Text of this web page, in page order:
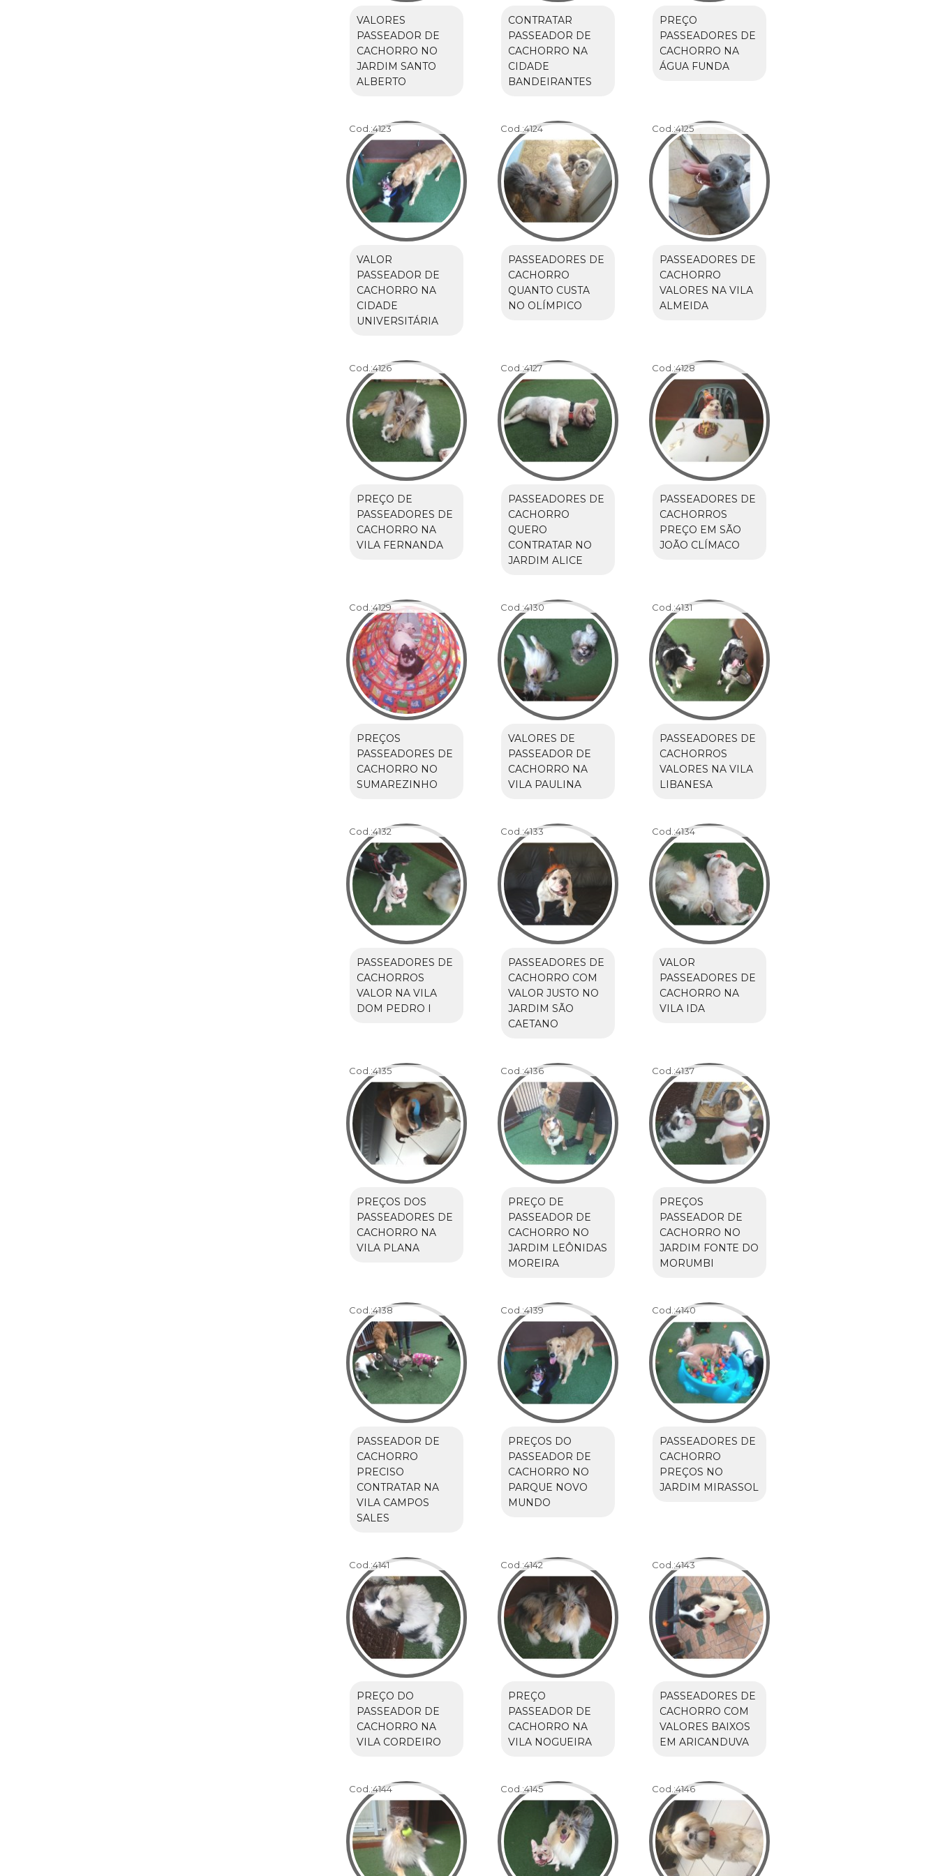
VALORES
PASSEADOR DE
CACHORRO NO
JARDIM SANTO
ALBERTO
CONTRATAR
PASSEADOR DE
CACHORRO NA
CIDADE
BANDEIRANTES
PREÇO
PASSEADORES DE
CACHORRO NA
ÁGUA FUNDA
Cod.:4123
VALOR
PASSEADOR DE
CACHORRO NA
CIDADE
UNIVERSITÁRIA
Cod.:4124
PASSEADORES DE
CACHORRO
QUANTO CUSTA
NO OLÍMPICO
Cod.:4125
PASSEADORES DE
CACHORRO
VALORES NA VILA
ALMEIDA
Cod.:4126
PREÇO DE
PASSEADORES DE
CACHORRO NA
VILA FERNANDA
Cod.:4127
PASSEADORES DE
CACHORRO
QUERO
CONTRATAR NO
JARDIM ALICE
Cod.:4128
PASSEADORES DE
CACHORROS
PREÇO EM SÃO
JOÃO CLÍMACO
Cod.:4129
PREÇOS
PASSEADORES DE
CACHORRO NO
SUMAREZINHO
Cod.:4130
VALORES DE
PASSEADOR DE
CACHORRO NA
VILA PAULINA
Cod.:4131
PASSEADORES DE
CACHORROS
VALORES NA VILA
LIBANESA
Cod.:4132
PASSEADORES DE
CACHORROS
VALOR NA VILA
DOM PEDRO I
Cod.:4133
PASSEADORES DE
CACHORRO COM
VALOR JUSTO NO
JARDIM SÃO
CAETANO
Cod.:4134
VALOR
PASSEADORES DE
CACHORRO NA
VILA IDA
Cod.:4135
PREÇOS DOS
PASSEADORES DE
CACHORRO NA
VILA PLANA
Cod.:4136
PREÇO DE
PASSEADOR DE
CACHORRO NO
JARDIM LEÔNIDAS
MOREIRA
Cod.:4137
PREÇOS
PASSEADOR DE
CACHORRO NO
JARDIM FONTE DO
MORUMBI
Cod.:4138
PASSEADOR DE
CACHORRO
PRECISO
CONTRATAR NA
VILA CAMPOS
SALES
Cod.:4139
PREÇOS DO
PASSEADOR DE
CACHORRO NO
PARQUE NOVO
MUNDO
Cod.:4140
PASSEADORES DE
CACHORRO
PREÇOS NO
JARDIM MIRASSOL
Cod.:4141
PREÇO DO
PASSEADOR DE
CACHORRO NA
VILA CORDEIRO
Cod.:4142
PREÇO
PASSEADOR DE
CACHORRO NA
VILA NOGUEIRA
Cod.:4143
PASSEADORES DE
CACHORRO COM
VALORES BAIXOS
EM ARICANDUVA
Cod.:4144 Cod.:4145 Cod.:4146